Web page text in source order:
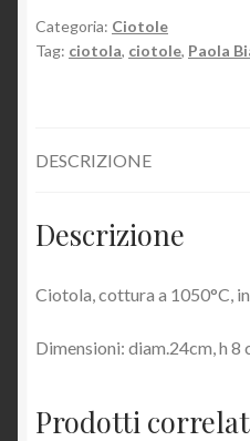
Categoria: Ciotole
Tag: ciotola, ciotole, Paola
DESCRIZIONE
Descrizione
Ciotola, cottura a 1050°C,
Dimensioni: diam.24cm, h 8
Prodotti